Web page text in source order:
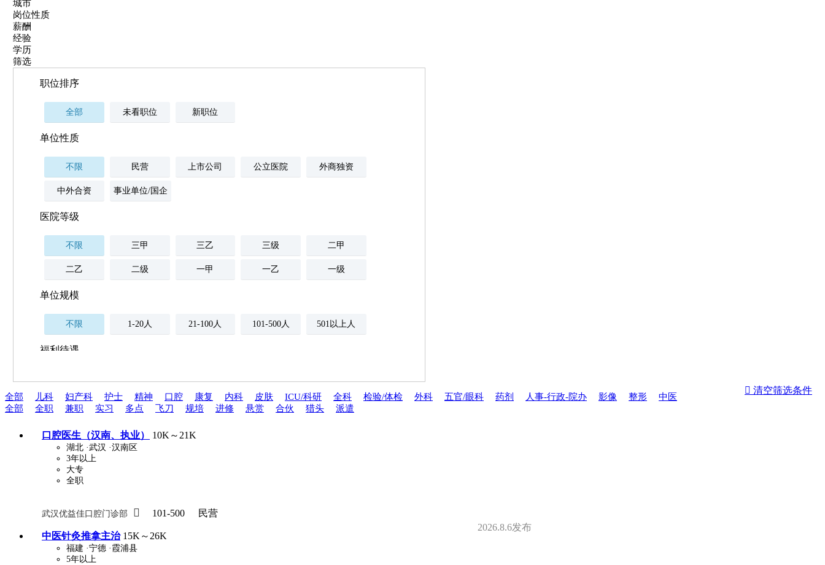
城市
岗位性质
薪酬
经验
学历
筛选
职位排序
全部 未看职位 新职位
单位性质
不限 民营 上市公司 公立医院 外商独资
中外合资 事业单位/国企
医院等级
不限 三甲 三乙 三级 二甲
二乙 二级 一甲 一乙 一级
单位规模
不限 1-20人 21-100人 101-500人 501以上人
福利待遇
薪资与社保
全勤奖 加班补助
法定节假日三薪
安排进修 科研启动金
 清空筛选条件
全部 儿科 妇产科 护士 精神 口腔 康复 内科 皮肤 ICU/科研 全科 检验/体检 外科 五官/眼科 药剂 人事-行政-院办 影像 整形
中医
全部
全职 兼职 实习 多点 飞刀 规培 进修 悬赏 合伙 猎头 派遣
口腔医生（汉南、执业） 10K～21K
湖北 ·武汉 ·汉南区
3年以上
大专
全职
武汉优益佳口腔门诊部  101-500
民营
2026.8.6发布
中医针灸推拿主治 15K～26K
福建 ·宁德 ·霞浦县
5年以上